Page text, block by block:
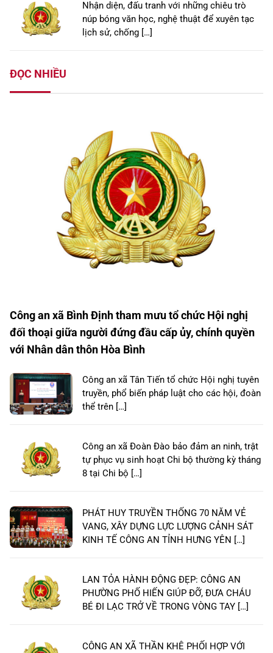
Nhận diện, đấu tranh với những chiêu trò
núp bóng văn học, nghệ thuật để xuyên tạc
lịch sử, chống […]
ĐỌC NHIỀU
Công an xã Bình Định tham mưu tổ chức Hội nghị
đối thoại giữa người đứng đầu cấp ủy, chính quyền
với Nhân dân thôn Hòa Bình
Công an xã Tân Tiến tổ chức Hội nghị tuyên
truyền, phổ biến pháp luật cho các hội, đoàn
thể trên […]
Công an xã Đoàn Đào bảo đảm an ninh, trật
tự phục vụ sinh hoạt Chi bộ thường kỳ tháng
8 tại Chi bộ […]
PHÁT HUY TRUYỀN THỐNG 70 NĂM VẺ
VANG, XÂY DỰNG LỰC LƯỢNG CẢNH SÁT
KINH TẾ CÔNG AN TỈNH HƯNG YÊN […]
LAN TỎA HÀNH ĐỘNG ĐẸP: CÔNG AN
PHƯỜNG PHỐ HIẾN GIÚP ĐỠ, ĐƯA CHÁU
BÉ ĐI LẠC TRỞ VỀ TRONG VÒNG TAY […]
CÔNG AN XÃ THẦN KHÊ PHỐI HỢP VỚI